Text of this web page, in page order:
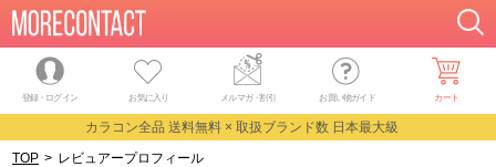
登録・ログイン お気に入り メルマガ・割引 お買い物ガイド カート
カラコン全品 送料無料 × 取扱ブランド数 日本最大級
TOP > レビュアープロフィール